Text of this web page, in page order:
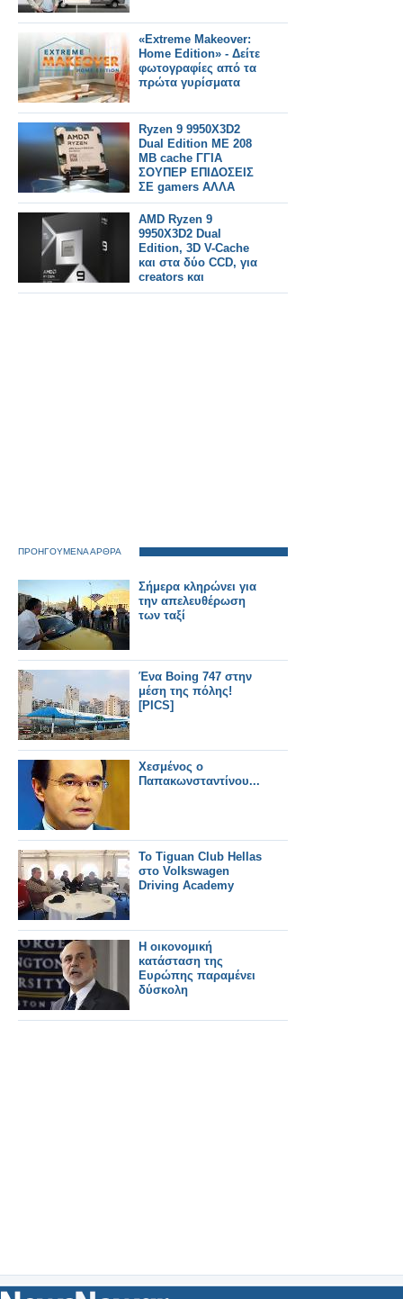
«Extreme Makeover:
Home Edition» - Δείτε
φωτογραφίες από τα
πρώτα γυρίσματα
Ryzen 9 9950X3D2
Dual Edition ΜΕ 208
MB cache ΓΓΙΑ
ΣΟΥΠΕΡ ΕΠΙΔΟΣΕΙΣ
ΣΕ gamers ΑΛΛΑ
ΚΑΙcreators
AMD Ryzen 9
9950X3D2 Dual
Edition, 3D V-Cache
και στα δύο CCD, για
creators και
developers
ΠΡΟΗΓΟΥΜΕΝΑ ΑΡΘΡΑ
Σήμερα κληρώνει για
την απελευθέρωση
των ταξί
Ένα Boing 747 στην
μέση της πόλης!
[PICS]
Χεσμένος ο
Παπακωνσταντίνου...
To Tiguan Club Hellas
στο Volkswagen
Driving Academy
Η οικονομική
κατάσταση της
Ευρώπης παραμένει
δύσκολη